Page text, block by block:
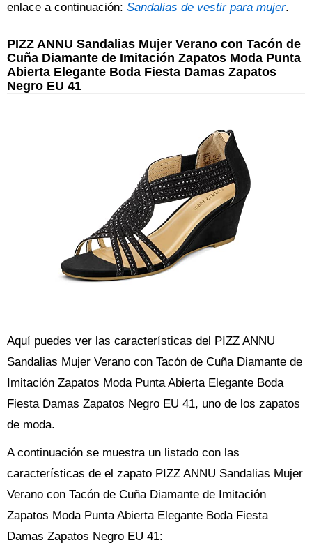
enlace a continuación: Sandalias de vestir para mujer.
PIZZ ANNU Sandalias Mujer Verano con Tacón de
Cuña Diamante de Imitación Zapatos Moda Punta
Abierta Elegante Boda Fiesta Damas Zapatos
Negro EU 41
Aquí puedes ver las características del PIZZ ANNU
Sandalias Mujer Verano con Tacón de Cuña Diamante de
Imitación Zapatos Moda Punta Abierta Elegante Boda
Fiesta Damas Zapatos Negro EU 41, uno de los zapatos
de moda.
A continuación se muestra un listado con las
características de el zapato PIZZ ANNU Sandalias Mujer
Verano con Tacón de Cuña Diamante de Imitación
Zapatos Moda Punta Abierta Elegante Boda Fiesta
Damas Zapatos Negro EU 41: